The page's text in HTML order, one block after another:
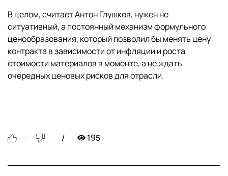
В целом, считает Антон Глушков, нужен не
ситуативный, а постоянный механизм формульного
ценообразования, который позволил бы менять цену
контракта в зависимости от инфляции и роста
стоимости материалов в моменте, а не ждать
очередных ценовых рисков для отрасли.
— 195